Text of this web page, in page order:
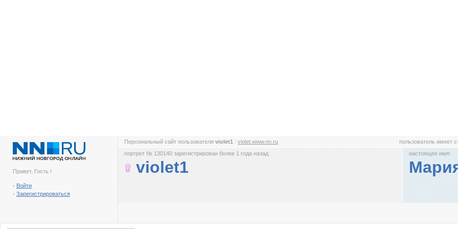
Привет, Гость !
- Войти
- Зарегистрироваться
Персональный сайт пользователя violet1 : violet.www.nn.ru пользователь имеет
портрет № 130140 зарегистрирован более 1 года назад
violet1
настоящее имя: